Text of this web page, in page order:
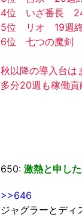
4位 いざ番長
5位 リオ 19週
6位 七つの魔剣
秋以降の導入台は
多分20週も稼働
650: 激熱と申し
>>646
ジャグラーとディ